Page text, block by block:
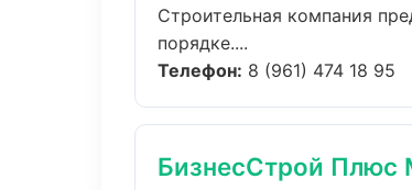
Строительная компания
порядке....
Телефон: 8 (961) 474 18 95
БизнесСтрой Плюс